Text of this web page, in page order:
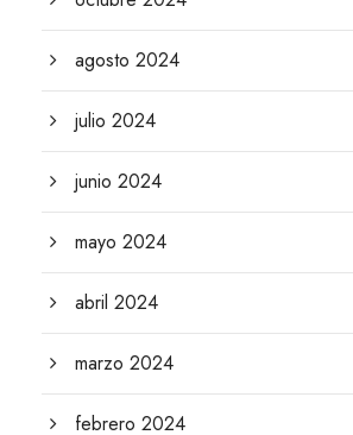
agosto 2024
julio 2024
junio 2024
mayo 2024
abril 2024
marzo 2024
febrero 2024